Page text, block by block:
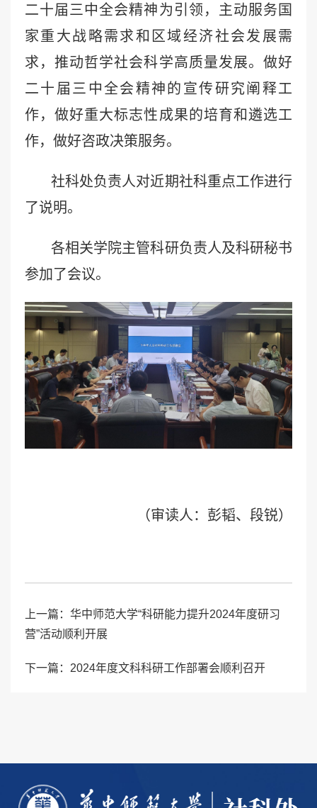
二十届三中全会精神为引领，主动服务国
家重大战略需求和区域经济社会发展需
求，推动哲学社会科学高质量发展。做好
二十届三中全会精神的宣传研究阐释工
作，做好重大标志性成果的培育和遴选工
作，做好咨政决策服务。
社科处负责人对近期社科重点工作进行
了说明。
各相关学院主管科研负责人及科研秘书
参加了会议。
（审读人：彭韬、段锐）
上一篇： 华中师范大学“科研能力提升2024年度研习
营”活动顺利开展
下一篇： 2024年度文科科研工作部署会顺利召开